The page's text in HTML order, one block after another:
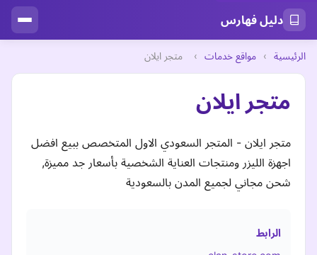
دليل فهارس
الرئيسية › مواقع خدمات › متجر ايلان
متجر ايلان
متجر ايلان - المتجر السعودي الاول المتخصص ببيع افضل
اجهزة الليزر ومنتجات العناية الشخصية بأسعار جد مميزة,
شحن مجاني لجميع المدن بالسعودية
الرابط